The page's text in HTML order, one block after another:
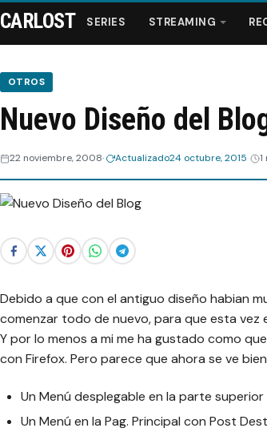
Series
Streaming
Recomendaciones
Videos
Webisodios
CARLOST SERIES STREAMING
OTROS
Nuevo Diseño del
22 noviembre, 2008 Actualizado24 octubre, 2015
Debido a que con el antiguo diseño habian
comenzar todo de nuevo, para que esta vez
Y por lo menos a mi me ha gustado como
con Firefox. Pero parece que ahora se ve
Un Menú desplegable en la parte superior
Un Menú en la Pag. Principal con Post